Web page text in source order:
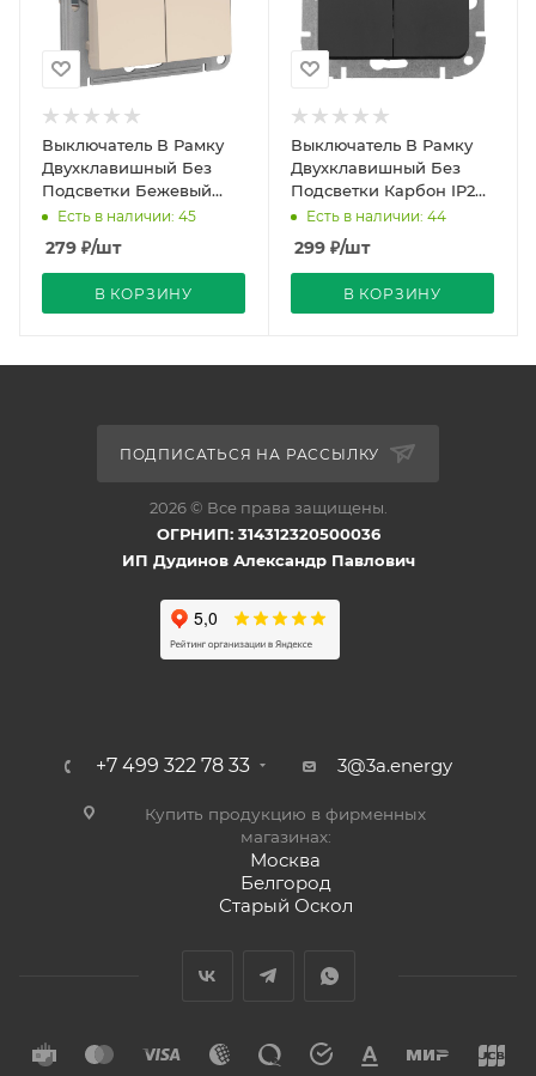
Выключатель В Рамку
Двухклавишный Без
Подсветки Бежевый
IP20 10А 250В
ATLASDESIGN SE
Есть в наличии: 45
279 ₽/шт
В КОРЗИНУ
Выключатель В Рамку
Двухклавишный Без
Подсветки Карбон IP20
10А 250В ASTRUM
Bylectrica (40)
Есть в наличии: 44
299 ₽/шт
В КОРЗИНУ
ПОДПИСАТЬСЯ НА РАССЫЛКУ
2026 © Все права защищены.
ОГРНИП: 314312320500036
ИП Дудинов Александр Павлович
+7 499 322 78 33 3@3a.energy
Купить продукцию в фирменных
магазинах:
Москва
Белгород
Старый Оскол